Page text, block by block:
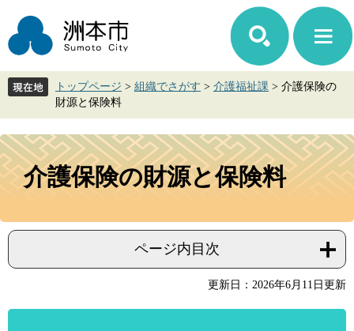
ジ
先
ュ
を
て
本
トップページ > 組織でさがす > 介護福祉課 > 介護保険の
財源と保険料
本
文
介護保険の財源と保険料
ページ内目次
更新日：2026年6月11日更新